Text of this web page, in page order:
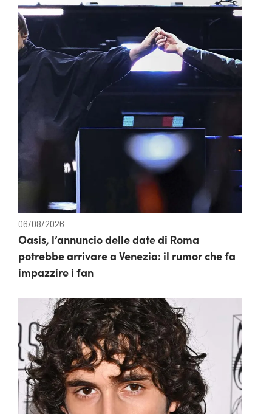
06/08/2026
Oasis, l’annuncio delle date di Roma
potrebbe arrivare a Venezia: il rumor che fa
impazzire i fan